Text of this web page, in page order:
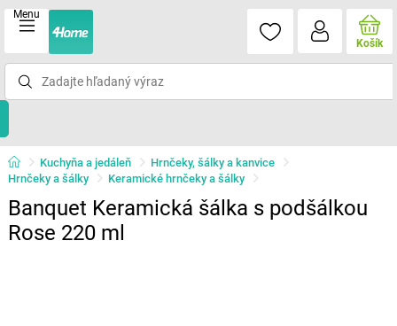
Menu
Košík
Kuchyňa a jedáleň
Hrnčeky, šálky a kanvice
Hrnčeky a šálky
Keramické hrnčeky a šálky
Banquet Keramická šálka s podšálkou
Rose 220 ml